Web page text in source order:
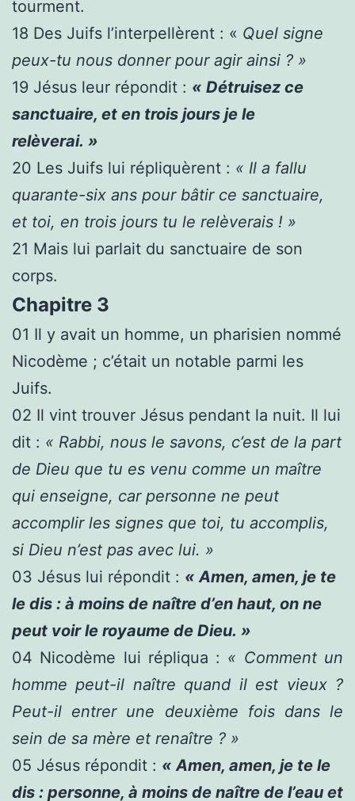
tourment.
18 Des Juifs l’interpellèrent : « Quel signe
peux-tu nous donner pour agir ainsi ? »
19 Jésus leur répondit : « Détruisez ce
sanctuaire, et en trois jours je le
relèverai. »
20 Les Juifs lui répliquèrent : « Il a fallu
quarante-six ans pour bâtir ce sanctuaire,
et toi, en trois jours tu le relèverais ! »
21 Mais lui parlait du sanctuaire de son
corps.
Chapitre 3
01 Il y avait un homme, un pharisien nommé
Nicodème ; c’était un notable parmi les
Juifs.
02 Il vint trouver Jésus pendant la nuit. Il lui
dit : « Rabbi, nous le savons, c’est de la part
de Dieu que tu es venu comme un maître
qui enseigne, car personne ne peut
accomplir les signes que toi, tu accomplis,
si Dieu n’est pas avec lui. »
03 Jésus lui répondit : « Amen, amen, je te
le dis : à moins de naître d’en haut, on ne
peut voir le royaume de Dieu. »
04 Nicodème lui répliqua : « Comment un
homme peut-il naître quand il est vieux ?
Peut-il entrer une deuxième fois dans le
sein de sa mère et renaître ? »
05 Jésus répondit : « Amen, amen, je te le
dis : personne, à moins de naître de l’eau et